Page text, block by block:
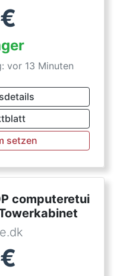
€
vor 13 Minuten
setzen
computeretui
€